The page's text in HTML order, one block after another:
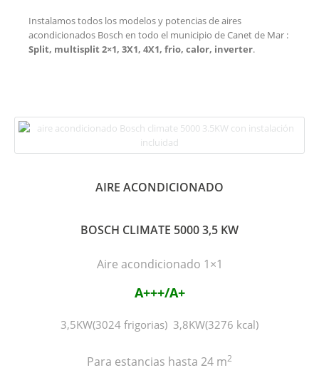
Instalamos todos los modelos y potencias de aires
acondicionados Bosch en todo el municipio de Canet de Mar :
Split, multisplit 2×1, 3X1, 4X1, frio, calor, inverter.
AIRE ACONDICIONADO
BOSCH CLIMATE 5000 3,5 KW
Aire acondicionado 1×1
A+++/A+
3,5KW(3024 frigorias) 3,8KW(3276 kcal)
Para estancias hasta 24 m2